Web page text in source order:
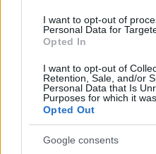
I want to opt-out of
Personal Data for
Opted In
I want to opt-out of
Retention, Sale, and/or
Personal Data that Is
Purposes for which it
Opted Out
Google consents
A bajnoki címvédő,
bajnoki meccsen
Budapesten játszik az együttes.
MOST AKKOR MÉGIS
KÉZILABDA MECCSEK
HALADÁS
2024. július. 29. 07:19
Sportkomplexum csarnokában